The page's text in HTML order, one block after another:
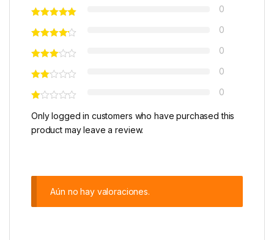
0
0
0
0
0
Only logged in customers who have purchased this
product may leave a review.
Aún no hay valoraciones.